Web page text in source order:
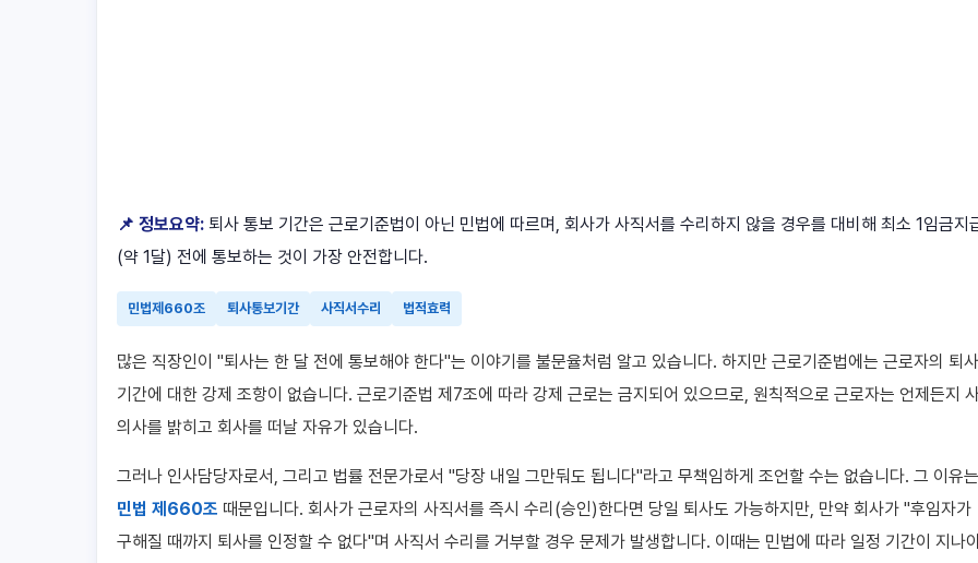
📌 정보요약: 퇴사 통보 기간은 근로기준법이 아닌 민법에 따르며, 회사가 사직서를 수리하지 않을 경우를 대비해 최소 1임금지
(약 1달) 전에 통보하는 것이 가장 안전합니다.
민법제660조 퇴사통보기간 사직서수리 법적효력
많은 직장인이 "퇴사는 한 달 전에 통보해야 한다"는 이야기를 불문율처럼 알고 있습니다. 하지만 근로기준법에는 근로자의 퇴
기간에 대한 강제 조항이 없습니다. 근로기준법 제7조에 따라 강제 근로는 금지되어 있으므로, 원칙적으로 근로자는 언제든지
의사를 밝히고 회사를 떠날 자유가 있습니다.
그러나 인사담당자로서, 그리고 법률 전문가로서 "당장 내일 그만둬도 됩니다"라고 무책임하게 조언할 수는 없습니다. 그 이유
민법 제660조 때문입니다. 회사가 근로자의 사직서를 즉시 수리(승인)한다면 당일 퇴사도 가능하지만, 만약 회사가 "후임자가
구해질 때까지 퇴사를 인정할 수 없다"며 사직서 수리를 거부할 경우 문제가 발생합니다. 이때는 민법에 따라 일정 기간이 지나